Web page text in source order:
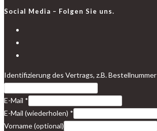
Social Media – Folgen Sie uns.
tab
new
tab
a
new
tab
Identifizierung des Vertrags, z.B. Bestellnummer
E-Mail *
E-Mail (wiederholen) *
Vorname(optional)